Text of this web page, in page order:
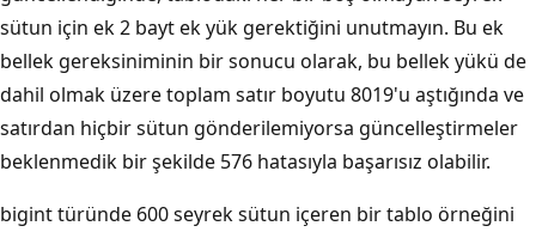
sütun için ek 2 bayt ek yük gerektiğini unutmayın. Bu ek
bellek gereksiniminin bir sonucu olarak, bu bellek yükü de
dahil olmak üzere toplam satır boyutu 8019'u aştığında ve
satırdan hiçbir sütun gönderilemiyorsa güncelleştirmeler
beklenmedik bir şekilde 576 hatasıyla başarısız olabilir.
bigint türünde 600 seyrek sütun içeren bir tablo örneğini